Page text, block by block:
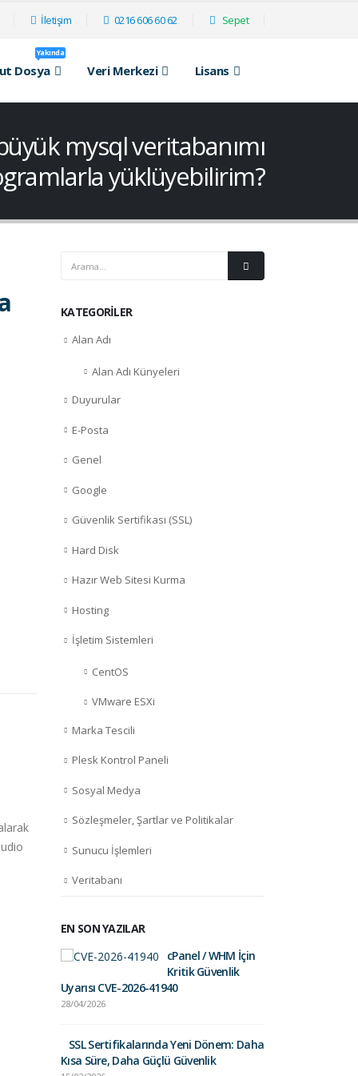
İletişim 0216 606 60 62 Sepet
Dosya
Yakında
Veri Merkezi Lisans
mysql veritabanımı
yüklüyebilirim?
Web Sitenizin
Performansını İzlemenin
Yolları
Web Sitenizin Performansını
daha fazla oku
KATEGORILER
Alan Adı
Alan Adı Künyeleri
Duyurular
E-Posta
Genel
Google
Güvenlik Sertifikası (SSL)
Hard Disk
Hazır Web Sitesi Kurma
Hosting
İşletim Sistemleri
CentOS
VMware ESXi
Marka Tescili
Plesk Kontrol Paneli
Sosyal Medya
Sözleşmeler, Şartlar ve Politikalar
Sunucu İşlemleri
Veritabanı
EN SON YAZILAR
cPanel / WHM İçin
Kritik Güvenlik
Uyarısı CVE-2026-41940
28/04/2026
SSL Sertifikalarında Yeni Dönem: Daha
Kısa Süre, Daha Güçlü Güvenlik